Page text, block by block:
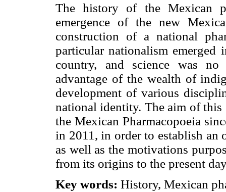
The history of the Mexican
emergence of the new
construction of a national
particular nationalism
country, and science was
advantage of the wealth of
development of various
national identity. The aim of
the Mexican Pharmacopoeia
in 2011, in order to establish
as well as the motivations
from its origins to the present
Key words: History, Mexican